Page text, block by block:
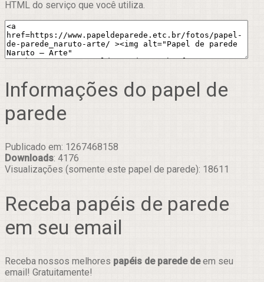
HTML do serviço que você utiliza.
Informações do papel de
parede
Publicado em: 1267468158
Downloads: 4176
Visualizações (somente este papel de parede): 18611
Receba papéis de parede
em seu email
Receba nossos melhores papéis de parede deem seu
email! Gratuitamente!